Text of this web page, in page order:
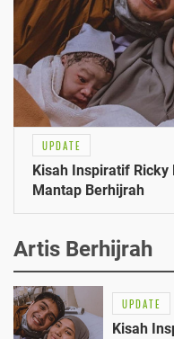
UPDATE
Kisah Inspiratif
Mantap Berhijrah
Artis Berhijrah
UPDATE
Kisah